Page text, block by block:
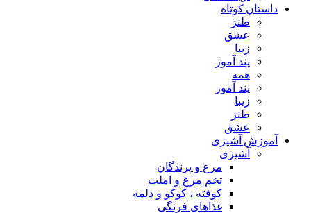
داستان کوتاه
طنز
عشق
زیبا
پند آموز
همه
پند آموز
زیبا
طنز
عشق
آموزش آشپزی
آشپزی
مرغ و پرندگان
تخم مرغ و املت
کوفته ، کوکو و دلمه
غذاهای فرنگی